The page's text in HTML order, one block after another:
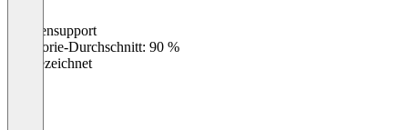
Kundensupport
Kategorie-Durchschnitt: 90 %
Ausgezeichnet